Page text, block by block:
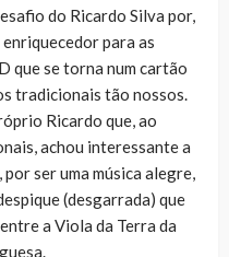
do Ricardo Silva por,
para as
que se torna num cartão
tradicionais tão nossos.
Ricardo que, ao
achou interessante a
por ser uma música alegre,
(desgarrada) que
a Viola da Terra da